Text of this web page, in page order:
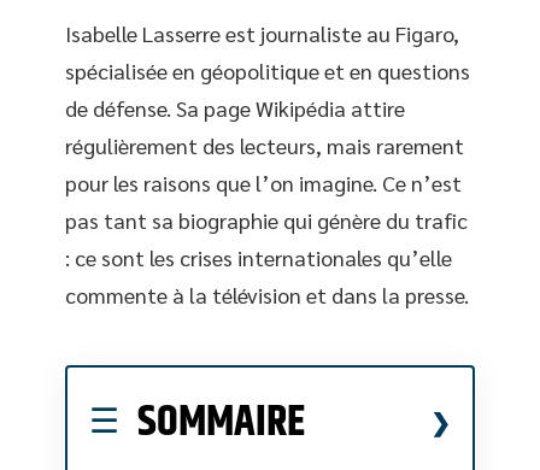
Isabelle Lasserre est journaliste au Figaro,
spécialisée en géopolitique et en questions
de défense. Sa page Wikipédia attire
régulièrement des lecteurs, mais rarement
pour les raisons que l’on imagine. Ce n’est
pas tant sa biographie qui génère du trafic
: ce sont les crises internationales qu’elle
commente à la télévision et dans la presse.
SOMMAIRE